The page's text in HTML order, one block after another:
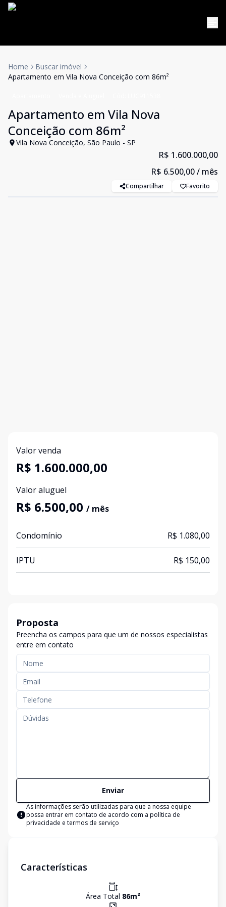
Home
Buscar imóvel
Apartamento em Vila Nova Conceição com 86m²
Apartamento em Vila Nova
Conceição com 86m²
Vila Nova Conceição, São Paulo - SP
R$ 1.600.000,00
R$ 6.500,00/ mês
Compartilhar Favorito
Valor venda
R$ 1.600.000,00
Valor aluguel
R$ 6.500,00 / mês
Condomínio R$ 1.080,00
IPTU R$ 150,00
Proposta
Preencha os campos para que um de nossos especialistas
entre em contato
Enviar
As informações serão utilizadas para que a nossa equipe
possa entrar em contato de acordo com a política de
privacidade e termos de serviço
Características
Área Total 86m²